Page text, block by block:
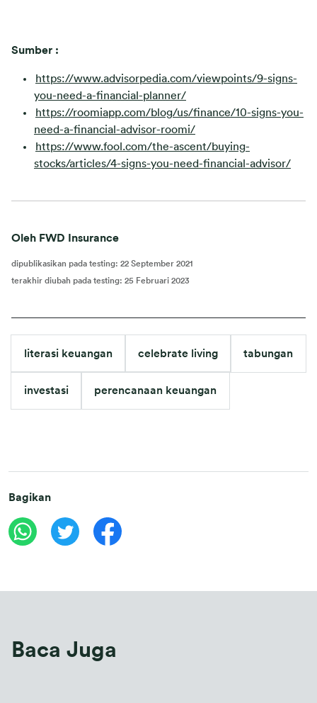
Sumber :
https://www.advisorpedia.com/viewpoints/9-signs-
you-need-a-financial-planner/
https://roomiapp.com/blog/us/finance/10-signs-you-
need-a-financial-advisor-roomi/
https://www.fool.com/the-ascent/buying-
stocks/articles/4-signs-you-need-financial-advisor/
Oleh FWD Insurance
dipublikasikan pada testing: 22 September 2021
terakhir diubah pada testing: 25 Februari 2023
literasi keuangan celebrate living tabungan
investasi perencanaan keuangan
Bagikan
Baca Juga